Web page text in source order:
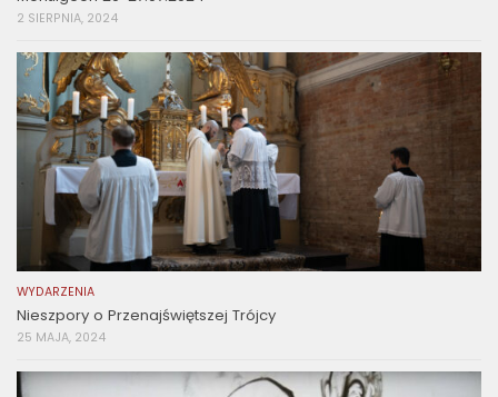
2 SIERPNIA, 2024
WYDARZENIA
Nieszpory o Przenajświętszej Trójcy
25 MAJA, 2024